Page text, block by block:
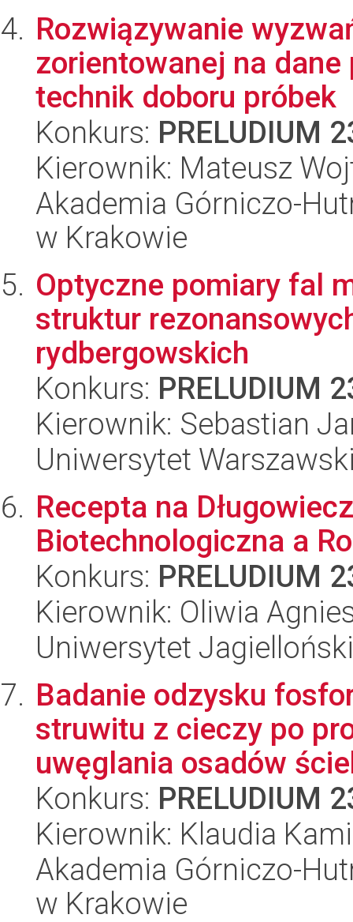
Rozwiązywanie
zorientowanej na
technik doboru próbek
Konkurs: PRELUDIUM
Kierownik: Mateusz
Akademia Górniczo-
w Krakowie
Optyczne pomiary fal
struktur
rydbergowskich
Konkurs: PRELUDIUM
Kierownik: Sebastian
Uniwersytet
Recepta na
Biotechnologiczna a
Konkurs: PRELUDIUM
Kierownik: Oliwia
Uniwersytet Jagielloński
Badanie odzysku
struwitu z cieczy po
uwęglania osadów
Konkurs: PRELUDIUM
Kierownik: Klaudia
Akademia Górniczo-
w Krakowie